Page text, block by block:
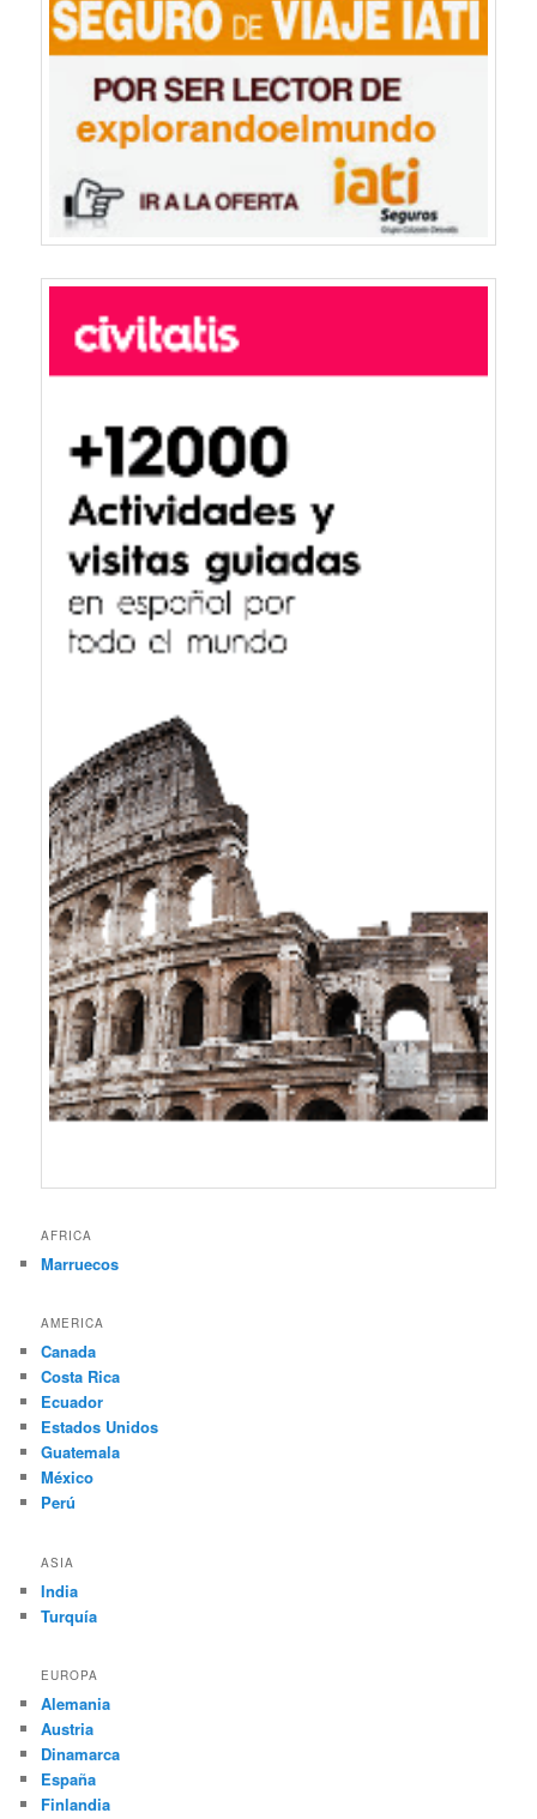
AFRICA
Marruecos
AMERICA
Canada
Costa Rica
Ecuador
Estados Unidos
Guatemala
México
Perú
ASIA
India
Turquía
EUROPA
Alemania
Austria
Dinamarca
España
Finlandia